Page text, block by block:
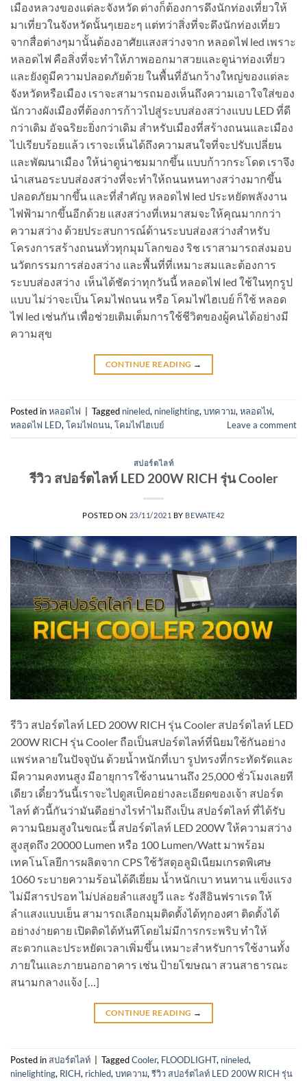
เมืองหลวงของแต่ละจังหวัด ต่างก็ต้องการดึงนักท่องเที่ยวให้
มาเที่ยวในจังหวัดนั้นๆเยอะๆ แต่ทว่าสิ่งที่จะดึงนักท่องเที่ยว
จากสื่อต่างๆมานั้นต้องอาศัยแสงสว่างจาก หลอดไฟ led เพราะ
หลอดไฟ คือสิ่งที่จะทำให้ภาพออกมาสวยและดูน่าท่องเที่ยว
และยังดูมีความปลอดภัยด้วย ในพื้นที่อันกว้างใหญ่ของแต่ละ
จังหวัดหรือเมือง เราจะสามารถมองเห็นถึงความเอาใจใส่ของ
นักวางผังเมืองที่ต้องการก้าวไปสู่ระบบส่องสว่างแบบ LED ที่ดี
กว่าเดิม อัจฉริยะยิ่งกว่าเดิม สำหรับเมืองที่สร้างถนนและเมือง
ไปเรียบร้อยแล้ว เราจะเห็นได้ถึงความสนใจที่จะปรับเปลี่ยน
และพัฒนาเมือง ให้น่าดูน่าชมมากขึ้น แบบก้าวกระโดด เราจึง
นำเสนอระบบส่องสว่างที่จะทำให้ถนนหนทางสว่างมากขึ้น
ปลอดภัยมากขึ้น และที่สำคัญ หลอดไฟ led ประหยัดพลังงาน
ไฟฟ้ามากขึ้นอีกด้วย แสงสว่างที่เหมาสมจะให้คุณมากกว่า
ความสว่าง ด้วยประสบการณ์ด้านระบบส่องสว่างสำหรับ
โครงการสร้างถนนทั่วทุกมุมโลกของ ริช เราสามารถส่งมอบ
นวัตกรรมการส่องสว่าง และพื้นที่ที่เหมาะสมและต้องการ
ระบบส่องสว่าง เห็นได้ชัดว่าทุกวันนี้ หลอดไฟ led ใช้ในทุกรูป
แบบ ไม่ว่าจะเป็น โคมไฟถนน หรือ โคมไฟไฮเบย์ ก็ใช้ หลอด
ไฟ led เช่นกัน เพื่อช่วยเติมเต็มการใช้ชีวิตของผู้คนได้อย่างมี
ความสุข
CONTINUE READING →
Posted inหลอดไฟ Tagged nineled, ninelighting, บทความ, หลอดไฟ,
หลอดไฟ LED, โคมไฟถนน, โคมไฟไฮเบย์ Leave a comment
สปอร์ตไลท์
รีวิว สปอร์ตไลท์ LED 200W RICH รุ่น Cooler
POSTED ON 23/11/2021 BY BEWATE42
รีวิว สปอร์ตไลท์ LED 200W RICH รุ่น Cooler สปอร์ตไลท์ LED
200W RICH รุ่น Cooler ถือเป็นสปอร์ตไลท์ที่นิยมใช้กันอย่าง
แพร่หลายในปัจจุบัน ด้วยน้ำหนักที่เบา รูปทรงที่กระทัดรัดและ
มีความคงทนสูง มีอายุการใช้งานนานถึง 25,000 ชั่วโมงเลยที
เดียว เดี๋ยววันนี้เราจะไปดูสเป็คอย่างละเอียดของเจ้า สปอร์ต
ไลท์ ตัวนี้กันว่ามันดีอย่างไรทำไมถึงเป็น สปอร์ตไลท์ ที่ได้รับ
ความนิยมสูงในขณะนี้ สปอร์ตไลท์ LED 200W ให้ความสว่าง
สูงสุดถึง 20000 Lumen หรือ 100 Lumen/Watt มาพร้อม
เทคโนโลยีการผลิตจาก CPS ใช้วัสดุอลูมิเนียมเกรดพิเศษ
1060 ระบายความร้อนได้ดีเยี่ยม น้ำหนักเบา ทนทาน แข็งแรง
ไม่มีสารปรอท ไม่ปล่อยลำแสงยูวี และ รังสีอินฟราเรด ให้
ลำแสงแบบเย็น สามารถเลือกมุมติดตั้งได้ทุกองศา ติดตั้งได้
อย่างง่ายดาย เปิดติดได้ทันทีโดยไม่มีการกระพริบ ทำให้
สะดวกและประหยัดเวลาเพิ่มขึ้น เหมาะสำหรับการใช้งานทั้ง
ภายในและภายนอกอาคาร เช่น ป้ายโฆษณา สวนสาธารณะ
สนามกลางแจ้ง […]
CONTINUE READING →
Posted in สปอร์ตไลท์ TaggedCooler, FLOODLIGHT, nineled,
ninelighting, RICH, richled,บทความ,รีวิว สปอร์ตไลท์ LED 200W RICH รุ่น